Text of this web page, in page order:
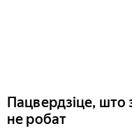
Пацвердзіце, што
не робат